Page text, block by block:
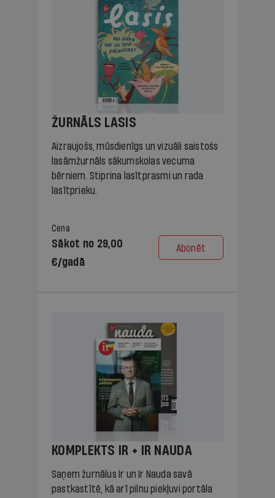
ŽURNĀLS LASIS
Aizraujošs, mūsdienīgs un vizuāli saistošs
lasāmžurnāls sākumskolas vecuma
bērniem. Stiprina lasītprasmi un rada
lasītprieku.
Cena
Sākot no 29,00
€/gadā
Abonēt
KOMPLEKTS IR + IR NAUDA
Saņem žurnālus Ir un Ir Nauda savā
pastkastītē, kā arī pilnu piekļuvi portāla